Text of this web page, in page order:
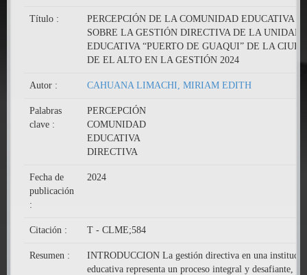
Título :
PERCEPCIÓN DE LA COMUNIDAD EDUCATIVA
SOBRE LA GESTIÓN DIRECTIVA DE LA UNIDAD
EDUCATIVA “PUERTO DE GUAQUI” DE LA
DE EL ALTO EN LA GESTIÓN 2024
Autor : CAHUANA LIMACHI, MIRIAM EDITH
Palabras
clave :
PERCEPCIÓN
COMUNIDAD
EDUCATIVA
DIRECTIVA
Fecha de
publicación
:
2024
Citación : T - CLME;584
Resumen :
INTRODUCCION La gestión directiva en una
educativa representa un proceso integral y desafiante,